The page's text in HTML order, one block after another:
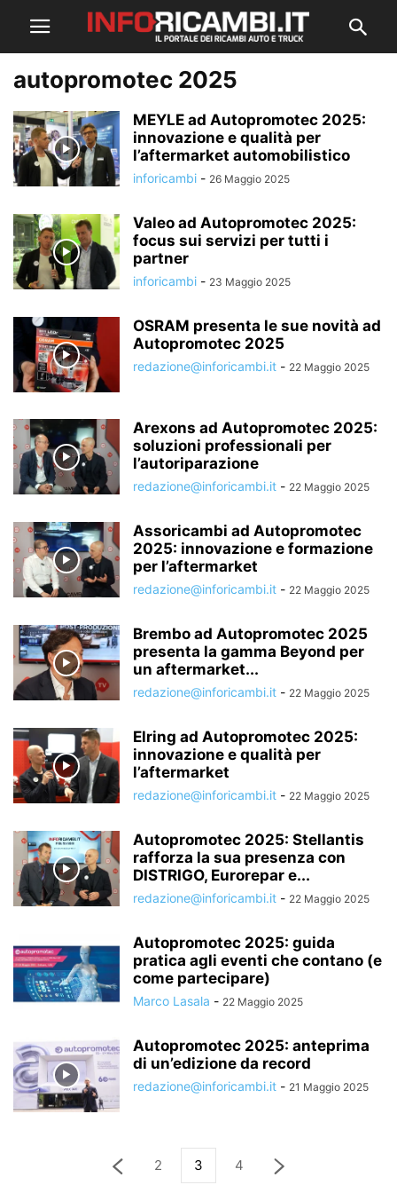
autopromotec 2025
MEYLE ad Autopromotec 2025:
innovazione e qualità per
l’aftermarket automobilistico
inforicambi - 26 Maggio 2025
Valeo ad Autopromotec 2025:
focus sui servizi per tutti i
partner
inforicambi - 23 Maggio 2025
OSRAM presenta le sue novità ad
Autopromotec 2025
redazione@inforicambi.it - 22 Maggio 2025
Arexons ad Autopromotec 2025:
soluzioni professionali per
l’autoriparazione
redazione@inforicambi.it - 22 Maggio 2025
Assoricambi ad Autopromotec
2025: innovazione e formazione
per l’aftermarket
redazione@inforicambi.it - 22 Maggio 2025
Brembo ad Autopromotec 2025
presenta la gamma Beyond per
un aftermarket...
redazione@inforicambi.it - 22 Maggio 2025
Elring ad Autopromotec 2025:
innovazione e qualità per
l’aftermarket
redazione@inforicambi.it - 22 Maggio 2025
Autopromotec 2025: Stellantis
rafforza la sua presenza con
DISTRIGO, Eurorepar e...
redazione@inforicambi.it - 22 Maggio 2025
Autopromotec 2025: guida
pratica agli eventi che contano (e
come partecipare)
Marco Lasala - 22 Maggio 2025
Autopromotec 2025: anteprima
di un’edizione da record
redazione@inforicambi.it - 21 Maggio 2025
2 3 4